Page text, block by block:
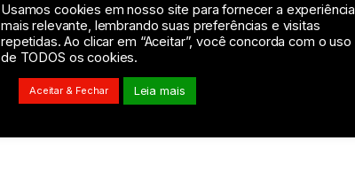
Usamos cookies em nosso site para fornecer a experiência
mais relevante, lembrando suas preferências e visitas
repetidas. Ao clicar em “Aceitar”, você concorda com o uso
de TODOS os cookies.
Aceitar & Fechar Leia mais